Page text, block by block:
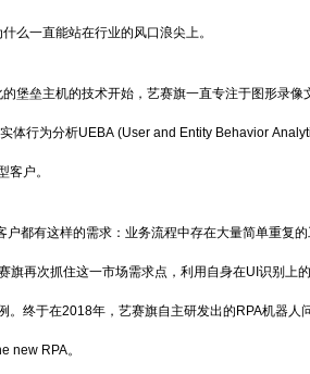
么一直能站在行业的风口浪尖上。
堡垒主机的技术开始，艺赛旗一直专注于图形录像
体行为分析UEBA (User and Entity Behavior
户。
都有这样的需求：业务流程中存在大量简单重复
再次抓住这一市场需求点，利用自身在UI识别上
终于在2018年，艺赛旗自主研发出的RPA机器人
new RPA。